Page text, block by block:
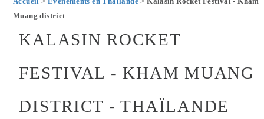
Muang district
KALASIN ROCKET
FESTIVAL - KHAM MUANG
DISTRICT - THAÏLANDE